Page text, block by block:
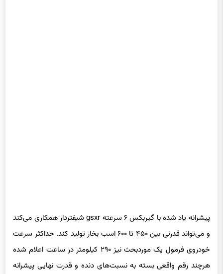
پیشرانه یاد شده با گیربکس ۶ سرعته gsxr شیفتردار همکاری می‌کند
و می‌تواند قدرتی بین ۴۵۰ تا ۶۰۰ اسب بخار تولید کند. حداکثر سرعت
خودروی فرمول یک موردبحث نیز ۲۹۰ کیلومتر در ساعت اعلام شده